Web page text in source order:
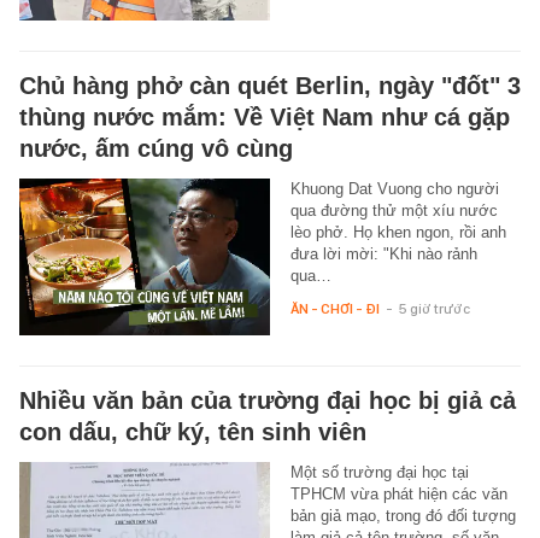
Chủ hàng phở càn quét Berlin, ngày "đốt" 3
thùng nước mắm: Về Việt Nam như cá gặp
nước, ấm cúng vô cùng
Khuong Dat Vuong cho người
qua đường thử một xíu nước
lèo phở. Họ khen ngon, rồi anh
đưa lời mời: "Khi nào rảnh
qua…
ĂN - CHƠI - ĐI - 5 giờ trước
Nhiều văn bản của trường đại học bị giả cả
con dấu, chữ ký, tên sinh viên
Một số trường đại học tại
TPHCM vừa phát hiện các văn
bản giả mạo, trong đó đối tượng